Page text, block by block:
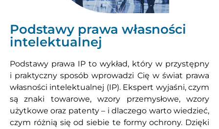
Podstawy prawa własności
intelektualnej
Podstawy prawa IP to wykład, który w przystępny
i praktyczny sposób wprowadzi Cię w świat prawa
własności intelektualnej (IP). Ekspert wyjaśni, czym
są znaki towarowe, wzory przemysłowe, wzory
użytkowe oraz patenty – i dlaczego warto wiedzieć,
czym różnią się od siebie te formy ochrony. Dzięki